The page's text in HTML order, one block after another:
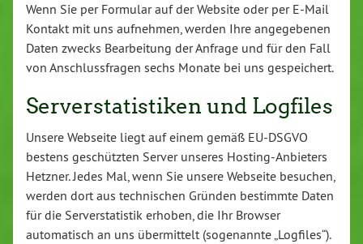
Wenn Sie per Formular auf der Website oder per E-Mail
Kontakt mit uns aufnehmen, werden Ihre angegebenen
Daten zwecks Bearbeitung der Anfrage und für den Fall
von Anschlussfragen sechs Monate bei uns gespeichert.
Serverstatistiken und Logfiles
Unsere Webseite liegt auf einem gemäß EU-DSGVO
bestens geschützten Server unseres Hosting-Anbieters
Hetzner. Jedes Mal, wenn Sie unsere Webseite besuchen,
werden dort aus technischen Gründen bestimmte Daten
für die Serverstatistik erhoben, die Ihr Browser
automatisch an uns übermittelt (sogenannte „Logfiles“).